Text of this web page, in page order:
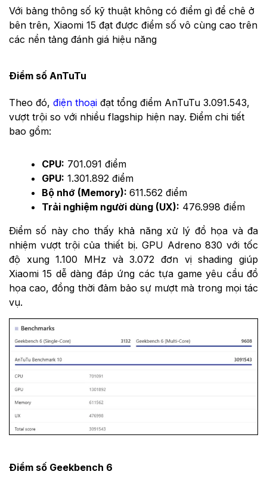
Với bảng thông số kỹ thuật không có điểm gì để chê ở
bên trên, Xiaomi 15 đạt được điểm số vô cùng cao trên
các nền tảng đánh giá hiệu năng
Điểm số AnTuTu
Theo đó, điện thoại đạt tổng điểm AnTuTu 3.091.543,
vượt trội so với nhiều flagship hiện nay. Điểm chi tiết
bao gồm:
CPU: 701.091 điểm
GPU: 1.301.892 điểm
Bộ nhớ (Memory): 611.562 điểm
Trải nghiệm người dùng (UX): 476.998 điểm
Điểm số này cho thấy khả năng xử lý đồ họa và đa
nhiệm vượt trội của thiết bị. GPU Adreno 830 với tốc
độ xung 1.100 MHz và 3.072 đơn vị shading giúp
Xiaomi 15 dễ dàng đáp ứng các tựa game yêu cầu đồ
họa cao, đồng thời đảm bảo sự mượt mà trong mọi tác
vụ.
Điểm số Geekbench 6